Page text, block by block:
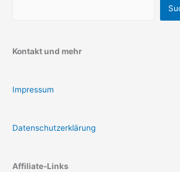
Kontakt und mehr
Impressum
Datenschutzerklärung
Affiliate-Links